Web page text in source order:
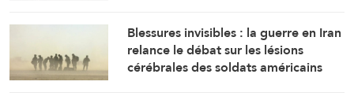
Blessures invisibles : la guerre en Iran
relance le débat sur les lésions
cérébrales des soldats américains